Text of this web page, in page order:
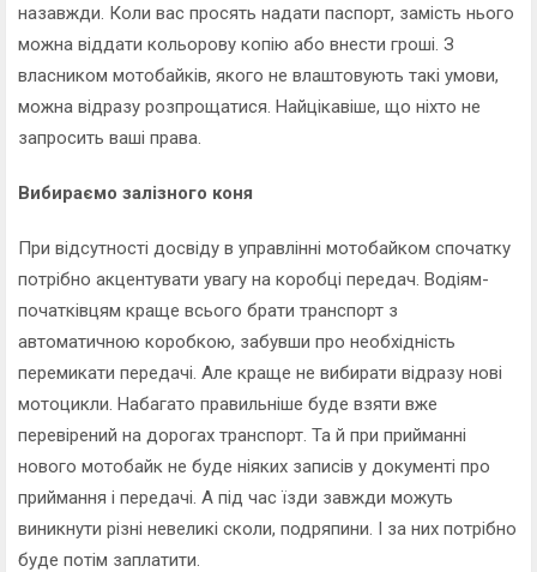
назавжди. Коли вас просять надати паспорт, замість нього
можна віддати кольорову копію або внести гроші. З
власником мотобайків, якого не влаштовують такі умови,
можна відразу розпрощатися. Найцікавіше, що ніхто не
запросить ваші права.
Вибираємо залізного коня
При відсутності досвіду в управлінні мотобайком спочатку
потрібно акцентувати увагу на коробці передач. Водіям-
початківцям краще всього брати транспорт з
автоматичною коробкою, забувши про необхідність
перемикати передачі. Але краще не вибирати відразу нові
мотоцикли. Набагато правильніше буде взяти вже
перевірений на дорогах транспорт. Та й при прийманні
нового мотобайк не буде ніяких записів у документі про
приймання і передачі. А під час їзди завжди можуть
виникнути різні невеликі сколи, подряпини. І за них потрібно
буде потім заплатити.